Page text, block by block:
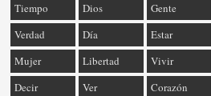
Tiempo
Dios Gente
Verdad
Día Estar
Mujer
Libertad Vivir
Decir
Ver Corazón